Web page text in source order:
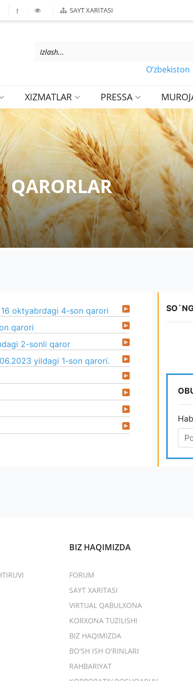
SAYT XARITASI
O‘zbekiston
XIZMATLAR PRESSA
QARORLAR
oktyabrdagi 4-son qarori
qarori
2-sonli qaror
yildagi 1-son qarori.
BIZ HAQIMIZDA
FORUM
SAYT XARITASI
VIRTUAL QABULXONA
KORXONA TUZILISHI
BIZ HAQIMIZDA
BO'SH ISH O'RINLARI
RAHBARIYAT